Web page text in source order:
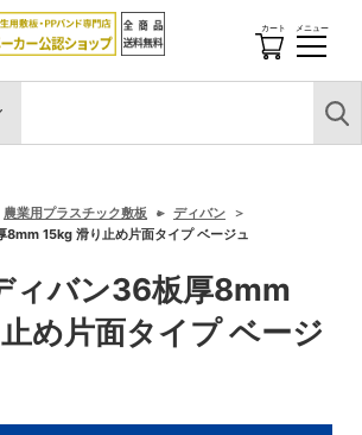
カート メニュー
開
る
農業用プラスチック敷板
ディバン
8mm 15kg 滑り止め片面タイプ ベージュ
ィバン36板厚8mm
め片面タイプ ベージ